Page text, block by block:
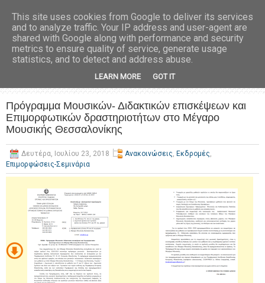
Πρόγραμμα Μουσικών- Διδακτικών επισκέψεων και
Επιμορφωτικών δραστηριοτήτων στο Μέγαρο
Μουσικής Θεσσαλονίκης
Δευτέρα, Ιουλίου 23, 2018 Ανακοινώσεις, Εκδρομές,
Επιμορφώσεις-Σεμινάρια
This site uses cookies from Google to deliver its services
and to analyze traffic. Your IP address and user-agent are
shared with Google along with performance and security
metrics to ensure quality of service, generate usage
statistics, and to detect and address abuse.
LEARN MORE GOT IT